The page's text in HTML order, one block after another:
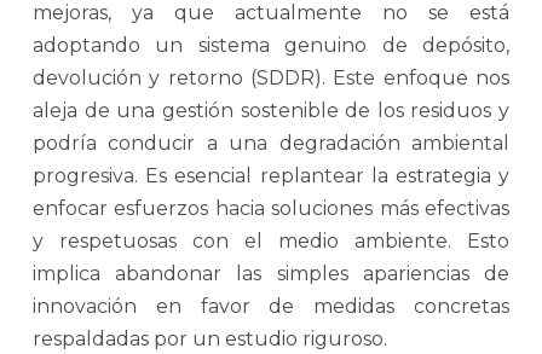
mejoras, ya que actualmente no se está
adoptando un sistema genuino de depósito,
devolución y retorno (SDDR). Este enfoque nos
aleja de una gestión sostenible de los residuos y
podría conducir a una degradación ambiental
progresiva. Es esencial replantear la estrategia y
enfocar esfuerzos hacia soluciones más efectivas
y respetuosas con el medio ambiente. Esto
implica abandonar las simples apariencias de
innovación en favor de medidas concretas
respaldadas por un estudio riguroso.